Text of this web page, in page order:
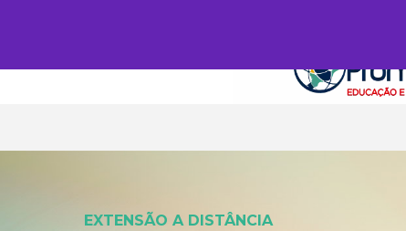
EXTENSÃO A DISTÂNCIA